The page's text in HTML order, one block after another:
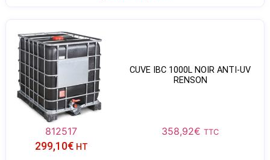
CUVE IBC 1000L NOIR ANTI-UV
RENSON
812517 358,92€ TTC
299,10€ HT